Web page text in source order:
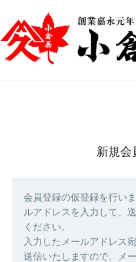
新規会
会員登録の仮登録を行い
ルアドレスを入力して、
ください。
入力したメールアドレス
送信いたしますので、メ